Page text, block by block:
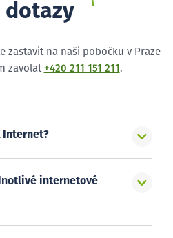
dotazy
zastavit na naši pobočku v Praze
zavolat +420 211 151 211 .
Internet?
internetové